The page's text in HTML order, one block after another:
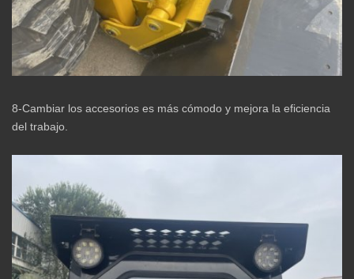
8-Cambiar los accesorios es más cómodo y mejora la eficiencia
del trabajo.